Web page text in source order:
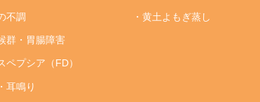
不調
群・胃腸障害
ペプシア（FD）
耳鳴り
・黄土よもぎ蒸し